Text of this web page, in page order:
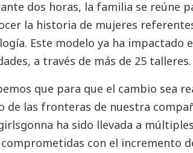
dos horas, la familia se reúne
la historia de mujeres
Este modelo ya ha impactado
a través de más de 25 talleres.
que para que el cambio sea
de las fronteras de nuestra
ha sido llevada a
con el incremento